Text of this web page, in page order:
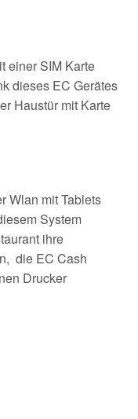
einer SIM Karte
dieses EC Gerätes
Haustür mit Karte
Wlan mit Tablets
System
ihre
die EC Cash
Drucker